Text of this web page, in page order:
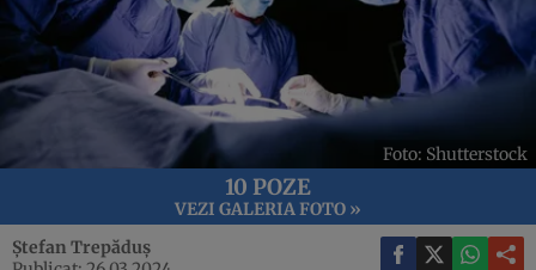
Foto: Shutterstock
10 POZE
VEZI GALERIA FOTO »
Ștefan Trepăduș